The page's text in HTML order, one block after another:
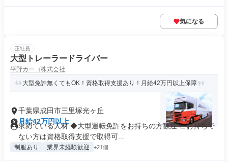
気になる
正社員
大型トレーラードライバー
平野カーゴ株式会社
大型免許無くてもOK！資格取得支援あり！月給42万円以上保障
千葉県成田市三里塚光ヶ丘
月給42万円以上
求めている人材 ◆大型運転免許をお持ちの方歓迎 ∟お持ちで
ない方は資格取得支援で取得可...
制服あり 業界未経験歓迎 +21個